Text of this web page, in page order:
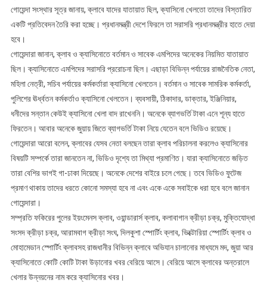
গোয়েন্দা সংস্থার সূত্র জানায়, ক্লাবে যাদের যাতায়াত ছিল, ক্যাসিনো খেলতো তাদের বিস্তারিত
একটি প্রতিবেদন তৈরি করা হচ্ছে। প্রধানমন্ত্রী দেশে ফিরলে তা সরাসরি প্রধানমন্ত্রীর হাতে দেয়া
হবে।
গোয়েন্দারা জানান, ক্লাব ও ক্যাসিনোতে বর্তমান ও সাবেক এমপিদের অনেকের নিয়মিত যাতায়াত
ছিল। ক্যাসিনোতে এমপিদের সরাসরি প্ররোচনা ছিল। এছাড়া বিভিন্ন পর্যায়ের রাজনৈতিক নেতা,
মহিলা নেত্রী, সচিব পর্যায়ের কর্মকর্তারা ক্যাসিনো খেলতেন। বর্তমান ও সাবেক সামরিক কর্মকর্তা,
পুলিশের ঊর্ধ্বতন কর্মকর্তাও ক্যাসিনো খেলতেন। ব্যবসায়ী, ঠিকাদার, ডাক্তার, ইঞ্জিনিয়ার,
ধনীদের সন্তান কেউই ক্যাসিনো খেলা বাদ রাখেননি। অনেকে ব্যাগভর্তি টাকা এনে শূন্য হাতে
ফিরতেন। আবার অনেকে জুয়ায় জিতে ব্যাগভর্তি টাকা নিয়ে যেতেন বলে ভিডিও রয়েছে।
গোয়েন্দারা আরো বলেন, ক্লাবের যেসব নেতা বলছেন তারা ক্লাব পরিচালনা করলেও ক্যাসিনোর
বিষয়টি সম্পর্কে তারা জানতেন না, ভিডিও দৃশ্যে তা মিথ্যা প্রমাণিত। যারা ক্যাসিনোতে জড়িত
তারা বেশির ভাগই গা-ঢাকা দিয়েছে। অনেকে দেশের বাইরে চলে গেছে। তবে ভিডিও ফুটেজ
প্রমাণ থাকায় তাদের ধরতে কোনো সমস্যা হবে না এবং একে একে সবাইকে ধরা হবে বলে জানান
গোয়েন্দারা।
সম্প্রতি ফকিরের পুলের ইয়ংমেনস ক্লাব, ওয়ান্ডারার্স ক্লাব, কলাবাগান ক্রীড়া চক্র, মুক্তিযোদ্ধা
সংসদ ক্রীড়া চক্র, আরামবাগ ক্রীড়া সংঘ, দিলকুশা স্পোর্টিং ক্লাব, ভিক্টোরিয়া স্পোর্টিং ক্লাব ও
মোহামেডান স্পোর্টিং ক্লাবসহ রাজধানীর বিভিন্ন ক্লাবে অভিযান চালানোর মাধ্যমে মদ, জুয়া আর
ক্যাসিনোতে কোটি কোটি টাকা উড়ানোর খবর বেরিয়ে আসে। বেরিয়ে আসে ক্লাবের অন্তরালে
খেলার উন্নয়নের নাম করে ক্যাসিনোর খবর।